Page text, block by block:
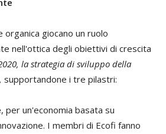
giocano un ruolo
nell'ottica degli obiettivi di crescita
la strategia di sviluppo della
supportandone i tre pilastri:
, per un'economia basata su
I membri di Ecofi fanno